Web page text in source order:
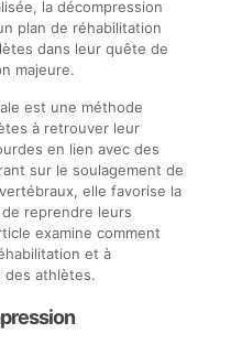
la décompression
plan de réhabilitation
dans leur quête de
majeure.
est une méthode
à retrouver leur
en lien avec des
sur le soulagement de
elle favorise la
reprendre leurs
examine comment
et à
des athlètes.